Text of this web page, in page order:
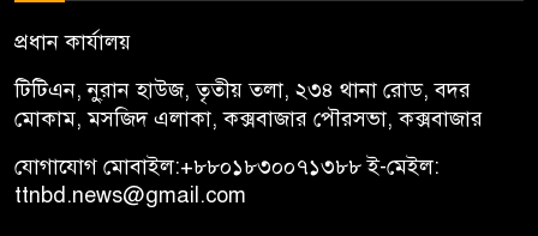
প্রধান কার্যালয়
টিটিএন, নু্রান হাউজ, তৃতীয় তলা, ২৩৪ থানা রোড, বদর
মোকাম, মসজিদ এলাকা, কক্সবাজার পৌরসভা, কক্সবাজার
যোগাযোগ মোবাইল:+৮৮০১৮৩০০৭১৩৮৮ই-মেইল:
ttnbd.news@gmail.com